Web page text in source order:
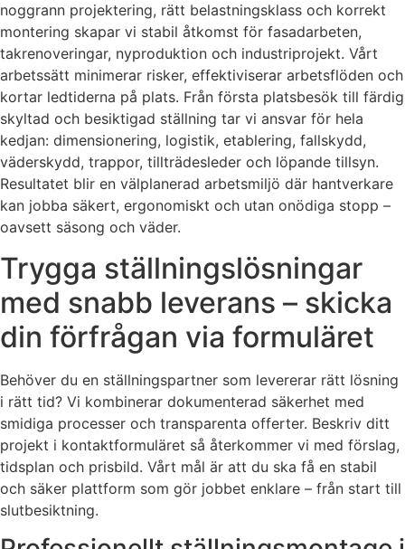
noggrann projektering, rätt belastningsklass och korrekt
montering skapar vi stabil åtkomst för fasadarbeten,
takrenoveringar, nyproduktion och industriprojekt. Vårt
arbetssätt minimerar risker, effektiviserar arbetsflöden och
kortar ledtiderna på plats. Från första platsbesök till färdig
skyltad och besiktigad ställning tar vi ansvar för hela
kedjan: dimensionering, logistik, etablering, fallskydd,
väderskydd, trappor, tillträdesleder och löpande tillsyn.
Resultatet blir en välplanerad arbetsmiljö där hantverkare
kan jobba säkert, ergonomiskt och utan onödiga stopp –
oavsett säsong och väder.
Trygga ställningslösningar
med snabb leverans – skicka
din förfrågan via formuläret
Behöver du en ställningspartner som levererar rätt lösning
i rätt tid? Vi kombinerar dokumenterad säkerhet med
smidiga processer och transparenta offerter. Beskriv ditt
projekt i kontaktformuläret så återkommer vi med förslag,
tidsplan och prisbild. Vårt mål är att du ska få en stabil
och säker plattform som gör jobbet enklare – från start till
slutbesiktning.